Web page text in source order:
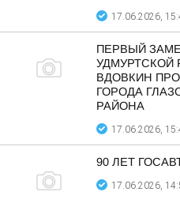
17.06.2026,
ПЕРВЫЙ
УДМУРТСКОЙ
ВДОВКИН
ГОРОДА
РАЙОНА
17.06.2026,
90 ЛЕТ
17.06.2026,